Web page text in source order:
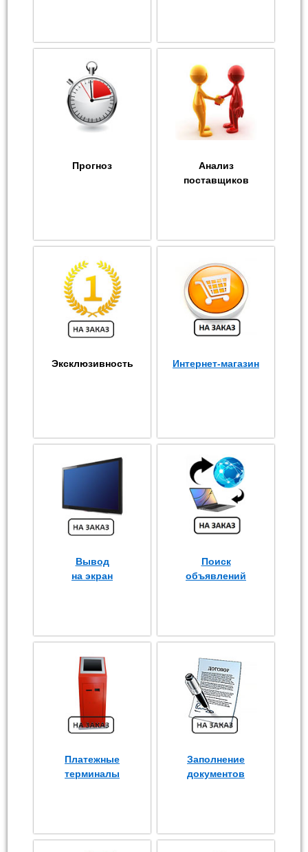
Прогноз
Анализ
поставщиков
Эксклюзивность Интернет-магазин
Вывод
на экран
Поиск
объявлений
Платежные
терминалы
Заполнение
документов